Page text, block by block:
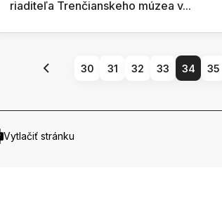
riaditeľa Trenčianskeho múzea v...
30 31 32 33 34 35
Vytlačiť stránku